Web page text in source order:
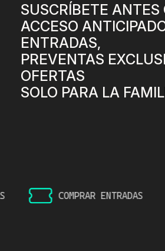
SUSCRÍBETE ANTES
ACCESO
ENTRADAS,
PREVENTAS
OFERTAS
SOLO PARA LA
COMPRAR ENTRADAS